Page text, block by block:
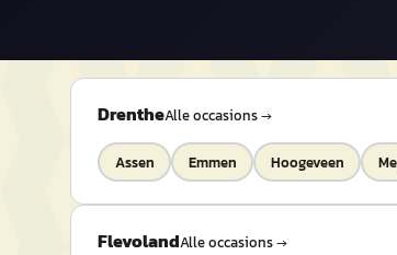
DrentheAlle occasions →
Assen Emmen Hoogeveen
FlevolandAlle occasions →